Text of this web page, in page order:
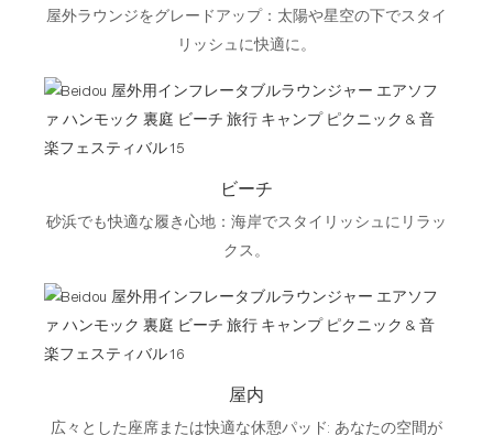
屋外ラウンジをグレードアップ：太陽や星空の下でスタイ
リッシュに快適に。
ビーチ
砂浜でも快適な履き心地：海岸でスタイリッシュにリラッ
クス。
屋内
広々とした座席または快適な休憩パッド: あなたの空間が